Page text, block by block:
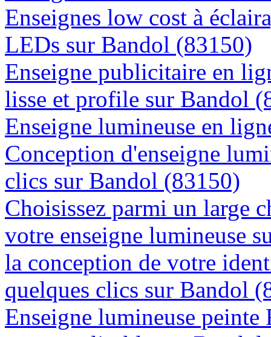
Enseignes low cost à
LEDs sur Bandol (83150)
Enseigne publicitaire en
lisse et profile sur Bandol
Enseigne lumineuse en
Conception d'enseigne
clics sur Bandol (83150)
Choisissez parmi un large
votre enseigne lumineuse
la conception de votre
quelques clics sur Bandol
Enseigne lumineuse